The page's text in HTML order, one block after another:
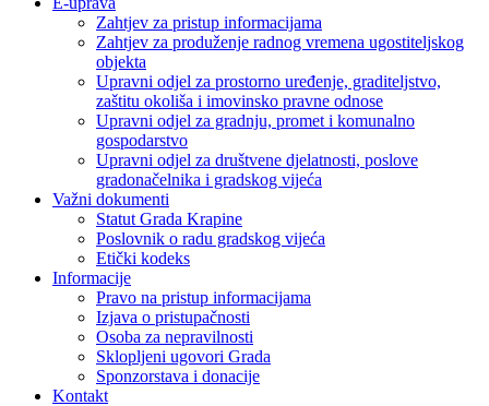
Zahtjev za pristup informacijama
Zahtjev za produženje radnog vremena ugostiteljskog
objekta
Upravni odjel za prostorno uređenje, graditeljstvo,
zaštitu okoliša i imovinsko pravne odnose
Upravni odjel za gradnju, promet i komunalno
gospodarstvo
Upravni odjel za društvene djelatnosti, poslove
gradonačelnika i gradskog vijeća
Važni dokumenti
Statut Grada Krapine
Poslovnik o radu gradskog vijeća
Etički kodeks
Informacije
Pravo na pristup informacijama
Izjava o pristupačnosti
Osoba za nepravilnosti
Sklopljeni ugovori Grada
Sponzorstava i donacije
Kontakt